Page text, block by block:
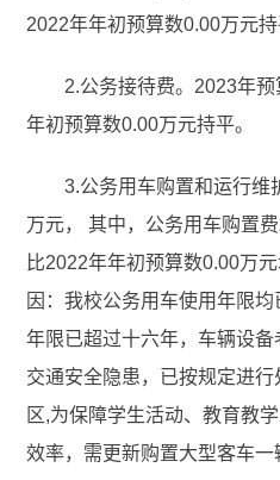
2022年年初预算数0.00万元持
2.公务接待费。2023年
年初预算数0.00万元持平。
3.公务用车购置和运行维
万元， 其中，公务用车购置
比2022年年初预算数0.00万
因：我校公务用车使用年限
年限已超过十六年，车辆设
交通安全隐患，已按规定进
区,为保障学生活动、教育教
效率，需更新购置大型客车